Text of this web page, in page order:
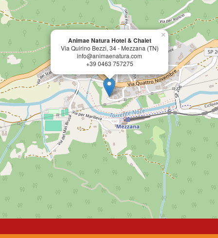
Animae Natura Hotel & Chalet
Via Quirino Bezzi, 34 - Mezzana (TN)
info@animaenatura.com
+39 0463 757275
×